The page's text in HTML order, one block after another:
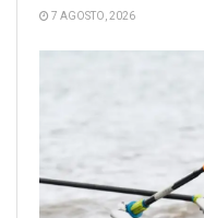
7 AGOSTO, 2026